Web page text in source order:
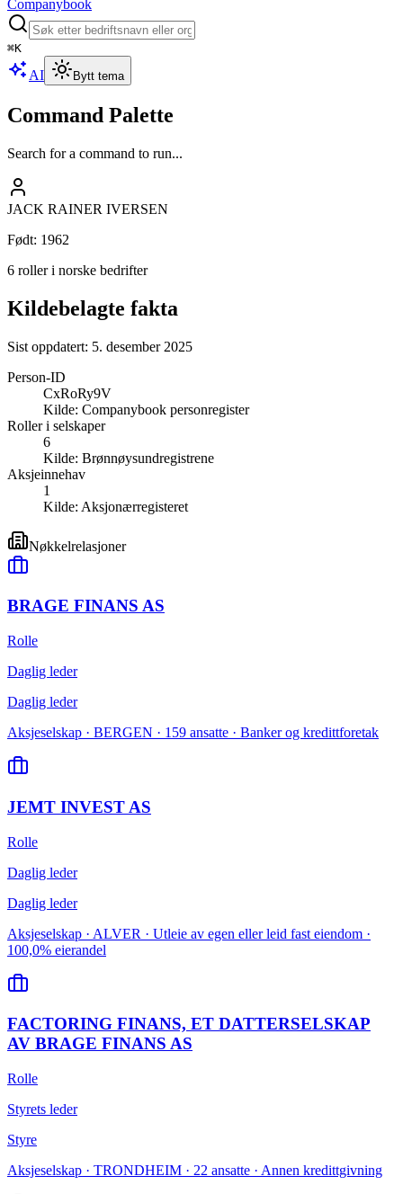
Companybook
⌘K
AI Bytt tema
Command Palette
Search for a command to run...
JACK RAINER IVERSEN
Født: 1962
6 roller i norske bedrifter
Kildebelagte fakta
Sist oppdatert: 5. desember 2025
Person-ID
CxRoRy9V
Kilde: Companybook personregister
Roller i selskaper
6
Kilde: Brønnøysundregistrene
Aksjeinnehav
1
Kilde: Aksjonærregisteret
Nøkkelrelasjoner
BRAGE FINANS AS
Rolle
Daglig leder
Daglig leder
Aksjeselskap · BERGEN · 159 ansatte · Banker og kredittforetak
JEMT INVEST AS
Rolle
Daglig leder
Daglig leder
Aksjeselskap · ALVER · Utleie av egen eller leid fast eiendom ·
100,0% eierandel
FACTORING FINANS, ET DATTERSELSKAP
AV BRAGE FINANS AS
Rolle
Styrets leder
Styre
Aksjeselskap · TRONDHEIM · 22 ansatte · Annen kredittgivning